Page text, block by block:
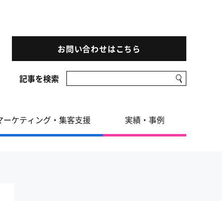
お問い合わせはこちら
記事を検索
ーケティング・集客支援 実績・事例